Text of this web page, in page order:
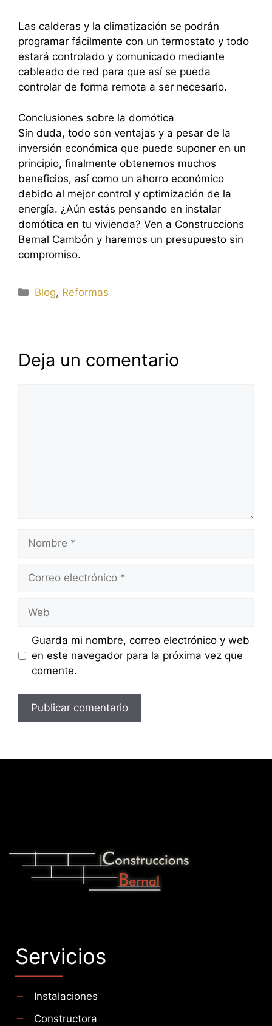
Las calderas y la climatización se podrán
programar fácilmente con un termostato y todo
estará controlado y comunicado mediante
cableado de red para que así se pueda
controlar de forma remota a ser necesario.
Conclusiones sobre la domótica
Sin duda, todo son ventajas y a pesar de la
inversión económica que puede suponer en un
principio, finalmente obtenemos muchos
beneficios, así como un ahorro económico
debido al mejor control y optimización de la
energía. ¿Aún estás pensando en instalar
domótica en tu vivienda? Ven a Construccions
Bernal Cambón y haremos un presupuesto sin
compromiso.
Categorías
Blog, Reformas
Deja un comentario
electrónico
Guarda mi nombre, correo electrónico y web
en este navegador para la próxima vez que
comente.
Servicios
Instalaciones
Constructora